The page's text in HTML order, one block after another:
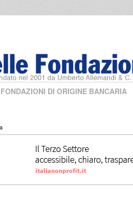
FONDAZIONI DI ORIGINE BANCARIA